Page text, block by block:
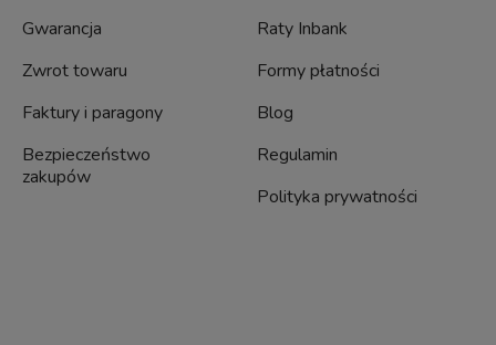
Gwarancja
Zwrot towaru
Faktury i paragony
Bezpieczeństwo
zakupów
Raty Inbank
Formy płatności
Blog
Regulamin
Polityka prywatności